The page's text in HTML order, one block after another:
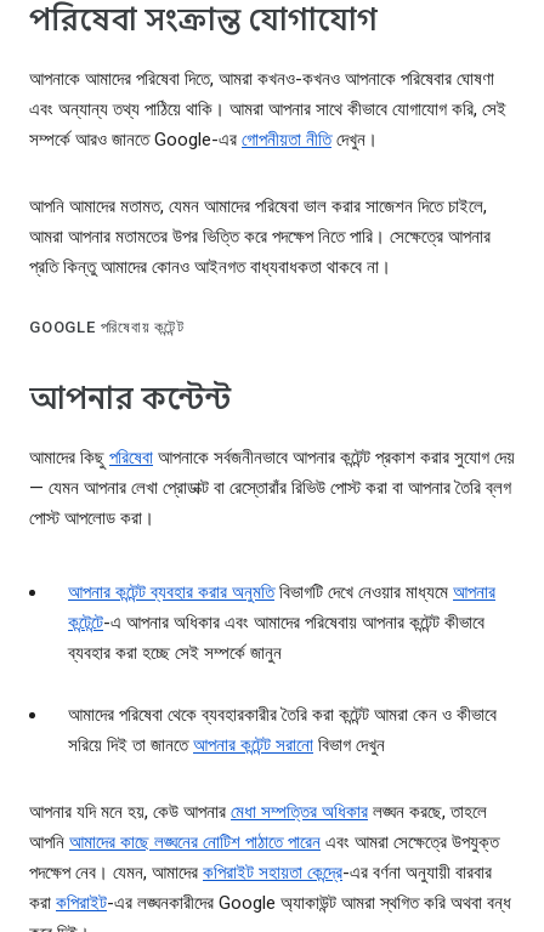
পরিষেবা সংক্রান্ত যোগাযোগ
আপনাকে আমাদের পরিষেবা দিতে, আমরা কখনও-কখনও আপনাকে পরিষেবার ঘোষণা
এবং অন্যান্য তথ্য পাঠিয়ে থাকি। আমরা আপনার সাথে কীভাবে যোগাযোগ করি, সেই
সম্পর্কে আরও জানতে Google-এর গোপনীয়তা নীতিদেখুন।
আপনি আমাদের মতামত, যেমন আমাদের পরিষেবা ভাল করার সাজেশন দিতে চাইলে,
আমরা আপনার মতামতের উপর ভিত্তি করে পদক্ষেপ নিতে পারি। সেক্ষেত্রে আপনার
প্রতি কিন্তু আমাদের কোনও আইনগত বাধ্যবাধকতা থাকবে না।
GOOGLE পরিষেবায় কন্টেন্ট
আপনার কন্টেন্ট
আমাদের কিছু পরিষেবা আপনাকে সর্বজনীনভাবে আপনার কন্টেন্ট প্রকাশ করার সুযোগ দেয়
— যেমন আপনার লেখা প্রোডাক্ট বা রেস্তোরাঁর রিভিউ পোস্ট করা বা আপনার তৈরি ব্লগ
পোস্ট আপলোড করা।
আপনার কন্টেন্ট ব্যবহার করার অনুমতিবিভাগটি দেখে নেওয়ার মাধ্যমে আপনার
কন্টেন্টে-এ আপনার অধিকার এবং আমাদের পরিষেবায় আপনার কন্টেন্ট কীভাবে
ব্যবহার করা হচ্ছে সেই সম্পর্কে জানুন
আমাদের পরিষেবা থেকে ব্যবহারকারীর তৈরি করা কন্টেন্ট আমরা কেন ও কীভাবে
সরিয়ে দিই তা জানতেআপনার কন্টেন্ট সরানো বিভাগ দেখুন
আপনার যদি মনে হয়, কেউ আপনার মেধা সম্পত্তির অধিকার লঙ্ঘন করছে, তাহলে
আপনি আমাদের কাছে লঙ্ঘনের নোটিশ পাঠাতে পারেন এবং আমরা সেক্ষেত্রে উপযুক্ত
পদক্ষেপ নেব। যেমন, আমাদের কপিরাইট সহায়তা কেন্দ্রে-এর বর্ণনা অনুযায়ী বারবার
করা কপিরাইট-এর লঙ্ঘনকারীদের Google অ্যাকাউন্ট আমরা স্থগিত করি অথবা বন্ধ